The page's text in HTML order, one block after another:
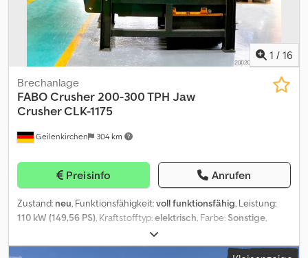
1 / 16
Geilenkirchen 304 km
Brechanlage
FABO Crusher200-300 TPH Jaw
Crusher CLK-1175
Preisinfo Anrufen
Zustand: neu, Funktionsfähigkeit:voll funktionsfähig, Leistung:
110 kW (149,56 PS), Kraftstofftyp:elektrisch, Farbe:Sonstige,
, Baujahr:
zerkleinern je nach Kapazität in der Regel zwischen 200 und 300